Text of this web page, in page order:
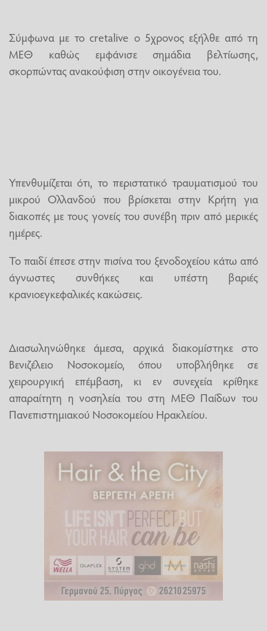
Σύμφωνα με το cretalive ο 5χρονος εξήλθε από τη
ΜΕΘ καθώς εμφάνισε σημάδια βελτίωσης,
σκορπώντας ανακούφιση στην οικογένεια του.
Υπενθυμίζεται ότι, το περιστατικό τραυματισμού του
μικρού Ολλανδού που βρίσκεται στην Κρήτη για
διακοπές με τους γονείς του συνέβη πριν από μερικές
ημέρες.
Το παιδί έπεσε στην πισίνα του ξενοδοχείου κάτω από
άγνωστες συνθήκες και υπέστη βαριές
κρανιοεγκεφαλικές κακώσεις.
Διασωληνώθηκε άμεσα, αρχικά διακομίστηκε στο
Βενιζέλειο Νοσοκομείο, όπου υποβλήθηκε σε
χειρουργική επέμβαση, κι εν συνεχεία κρίθηκε
απαραίτητη η νοσηλεία του στη ΜΕΘ Παίδων του
Πανεπιστημιακού Νοσοκομείου Ηρακλείου.